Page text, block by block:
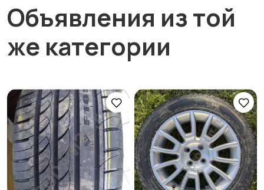
Объявления из той
же категории